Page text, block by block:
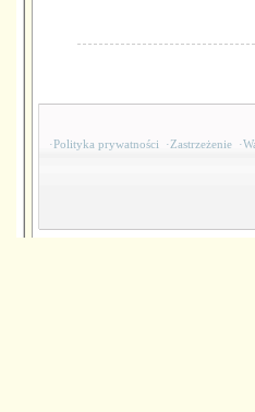
·Polityka prywatności ·Zastrzeżenie ·